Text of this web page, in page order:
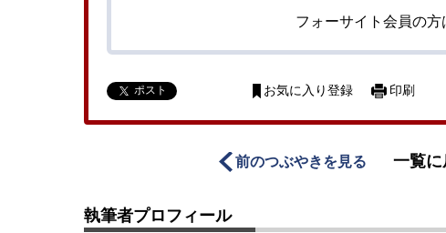
フォーサイト会員の方
ポスト お気に入り登録 印刷
前のつぶやきを見る 一覧に
執筆者プロフィール